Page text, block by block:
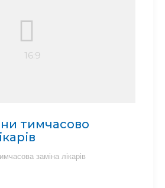
тимчасово
заміна лікарів